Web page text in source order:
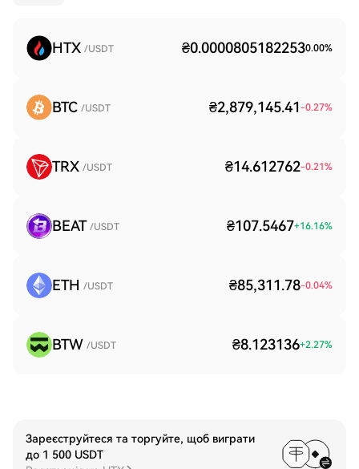
HTX /USDT ₴0.00008051822530.00%
BTC /USDT ₴2,879,145.41 -0.27%
TRX /USDT ₴14.612762-0.21%
BEAT /USDT ₴107.5467+16.16%
ETH /USDT ₴85,311.78-0.04%
BTW /USDT ₴8.123136+2.27%
Зареєструйтеся та торгуйте, щоб виграти
до 1 500 USDT